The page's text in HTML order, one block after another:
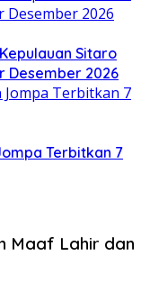
Sitaro
Desember 2026
Terbitkan 7
Maaf Lahir dan